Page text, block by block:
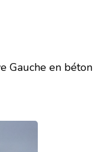
Gauche en